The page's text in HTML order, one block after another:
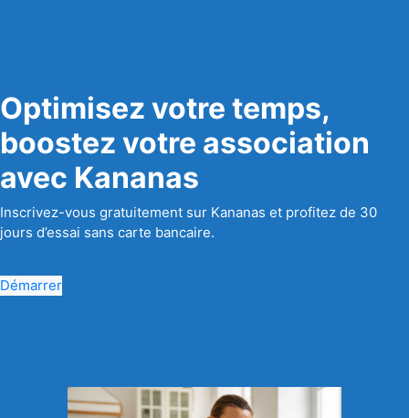
Optimisez votre temps,
boostez votre association
avec Kananas
Inscrivez-vous gratuitement sur Kananas et profitez de 30
jours d’essai sans carte bancaire.
Démarrer